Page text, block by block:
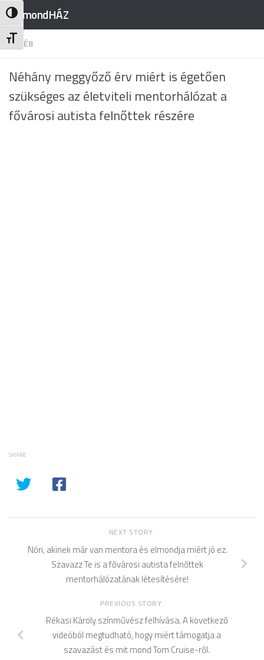
Nagy kontraszt váltása
Betűméret váltása
Skip to content
RajmondHÁZ
EGYÉB
Néhány meggyőző érv miért is égetően
szükséges az életviteli mentorhálózat a
fővárosi autista felnőttek részére
SHARE
NEXT STORY
Nóri, akinek már van mentora és elmondja miért jó ez.
Szavazz Te is a fővárosi autista felnőttek
mentorhálózatának létesítésére!
PREVIOUS STORY
Rékasi Károly színművész felhívása. A következő
videóból megtudható, hogy miért támogatja a
szavazást és mit mond Tom Cruise-ről.